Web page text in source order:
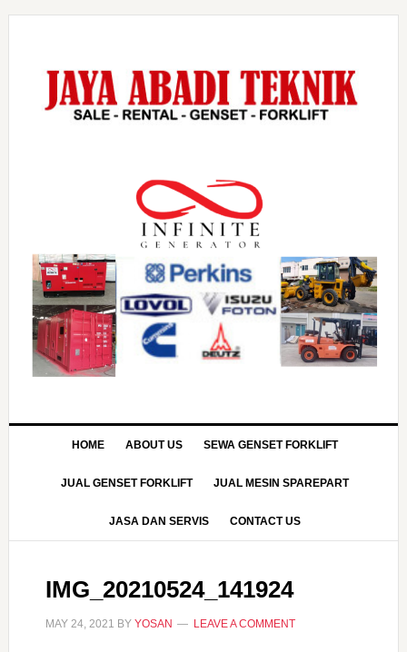
HOME ABOUT US SEWA GENSET FORKLIFT
JUAL GENSET FORKLIFT JUAL MESIN SPAREPART
JASA DAN SERVIS CONTACT US
IMG_20210524_141924
MAY 24, 2021 BY YOSAN LEAVE A COMMENT